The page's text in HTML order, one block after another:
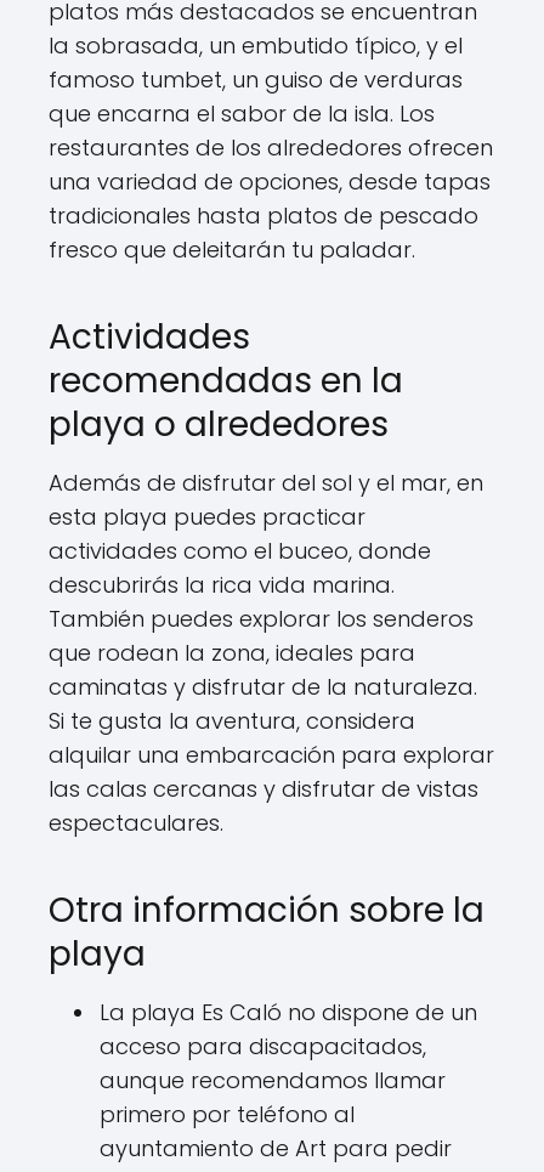
platos más destacados se encuentran
la sobrasada, un embutido típico, y el
famoso tumbet, un guiso de verduras
que encarna el sabor de la isla. Los
restaurantes de los alrededores ofrecen
una variedad de opciones, desde tapas
tradicionales hasta platos de pescado
fresco que deleitarán tu paladar.
Actividades
recomendadas en la
playa o alrededores
Además de disfrutar del sol y el mar, en
esta playa puedes practicar
actividades como el buceo, donde
descubrirás la rica vida marina.
También puedes explorar los senderos
que rodean la zona, ideales para
caminatas y disfrutar de la naturaleza.
Si te gusta la aventura, considera
alquilar una embarcación para explorar
las calas cercanas y disfrutar de vistas
espectaculares.
Otra información sobre la
playa
La playa Es Caló no dispone de un
acceso para discapacitados,
aunque recomendamos llamar
primero por teléfono al
ayuntamiento de Art para pedir